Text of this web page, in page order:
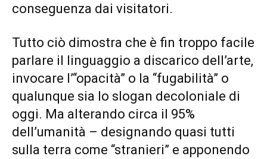
conseguenza dai visitatori.
Tutto ciò dimostra che è fin troppo facile
parlare il linguaggio a discarico dell’arte,
invocare l’“opacità” o la “fugabilità” o
qualunque sia lo slogan decoloniale di
oggi. Ma alterando circa il 95%
dell’umanità – designando quasi tutti
sulla terra come “stranieri” e apponendo